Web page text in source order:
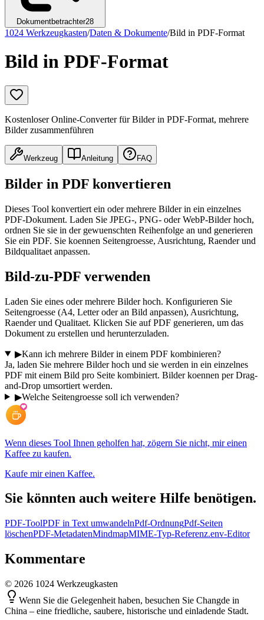
Dokumentbetrachter28
1024 Werkzeugkasten/Daten & Dokumente/Bild in PDF-Format
Bild in PDF-Format
Kostenloser Online-Converter für Bilder in PDF-Format, mehrere
Bilder zusammenführen
Werkzeug Anleitung FAQ
Bilder in PDF konvertieren
Dieses Tool konvertiert ein oder mehrere Bilder in ein einzelnes
PDF-Dokument. Laden Sie JPEG-, PNG- oder WebP-Bilder hoch,
ordnen Sie sie in der gewuenschten Reihenfolge an und generieren
Sie ein PDF. Sie koennen Seitengroesse, Ausrichtung, Raender und
Bildqualitaet anpassen.
Bild-zu-PDF verwenden
Laden Sie eines oder mehrere Bilder hoch. Konfigurieren Sie
Seitengroesse (A4, Letter oder an Bild anpassen), Ausrichtung,
Raender und Qualitaet. Klicken Sie auf PDF generieren, um das
Dokument zu erstellen und herunterzuladen.
▶Kann ich mehrere Bilder in einem PDF kombinieren?
Ja, laden Sie mehrere Bilder hoch und sie werden in ein einzelnes
PDF mit einem Bild pro Seite kombiniert. Bilder koennen per Drag-
and-Drop umsortiert werden.
▶Welche Seitengroesse soll ich verwenden?
Wenn dieses Tool Ihnen geholfen hat, zögern Sie nicht, mir einen
Kaffee zu kaufen.
Kaufe mir einen Kaffee.
Sie könnten auch weitere Hilfe benötigen.
PDF-ToolPDF in Text umwandelnPdf-OrdnungPdf-Seiten
löschenPDF-MetadatenMindmapMIME-Typ-Referenz.env-Editor
Kommentare
© 2026 1024 Werkzeugkasten
Wenn Sie die Gelegenheit haben, besuchen Sie Changde in
China – eine friedliche, saubere, historische und einladende Stadt.